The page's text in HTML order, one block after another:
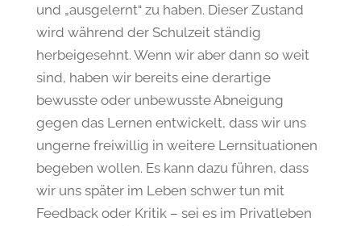
und „ausgelernt“ zu haben. Dieser Zustand
wird während der Schulzeit ständig
herbeigesehnt. Wenn wir aber dann so weit
sind, haben wir bereits eine derartige
bewusste oder unbewusste Abneigung
gegen das Lernen entwickelt, dass wir uns
ungerne freiwillig in weitere Lernsituationen
begeben wollen. Es kann dazu führen, dass
wir uns später im Leben schwer tun mit
Feedback oder Kritik – sei es im Privatleben